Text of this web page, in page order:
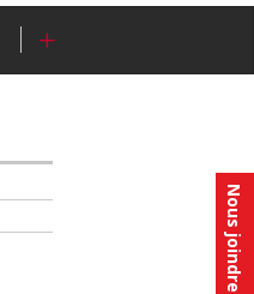
Nous joindre
+